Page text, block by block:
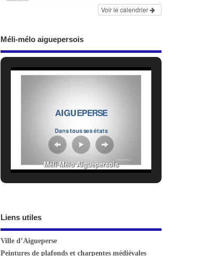
Voir le calendrier
Méli-mélo aiguepersois
Méli-Mélo Aiguepersois
Liens utiles
Ville d’Aigueperse
Peintures de plafonds et charpentes médiévales